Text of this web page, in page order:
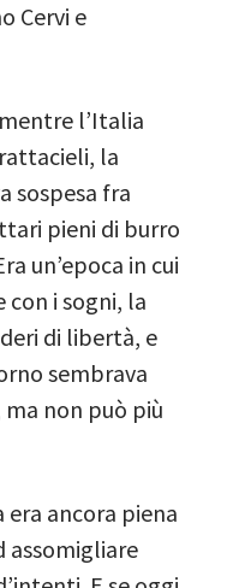
Cervi e
l’Italia
la
sospesa fra
pieni di burro
un’epoca in cui
i sogni, la
di libertà, e
sembrava
non può più
era ancora piena
assomigliare